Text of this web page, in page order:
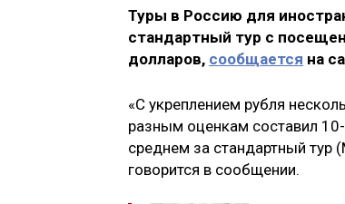
Туры в Россию для
стандартный тур с
долларов, сообщается на
«С укреплением рубля
разным оценкам составил
среднем за стандартный тур
говорится в сообщении.